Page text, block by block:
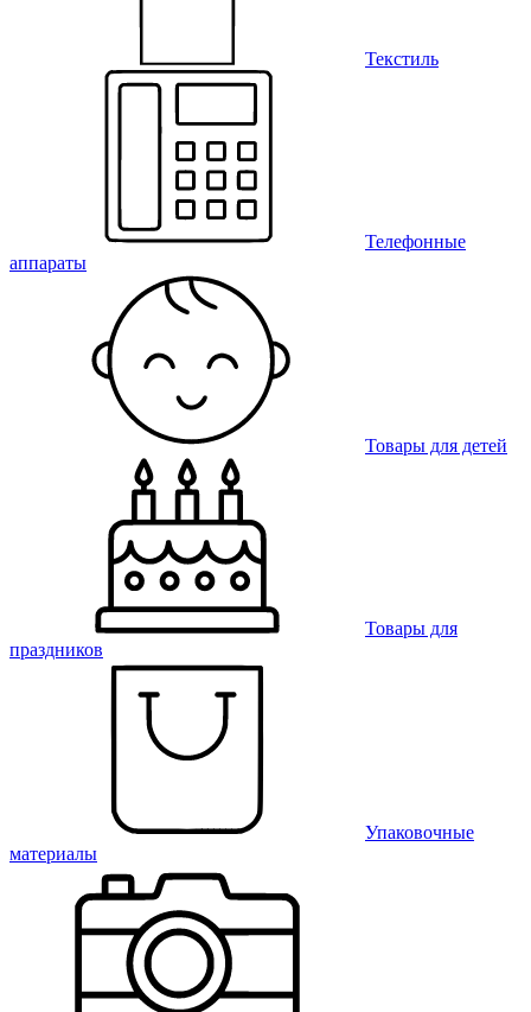
Текстиль
Телефонные
аппараты
Товары для детей
Товары для
праздников
Упаковочные
материалы